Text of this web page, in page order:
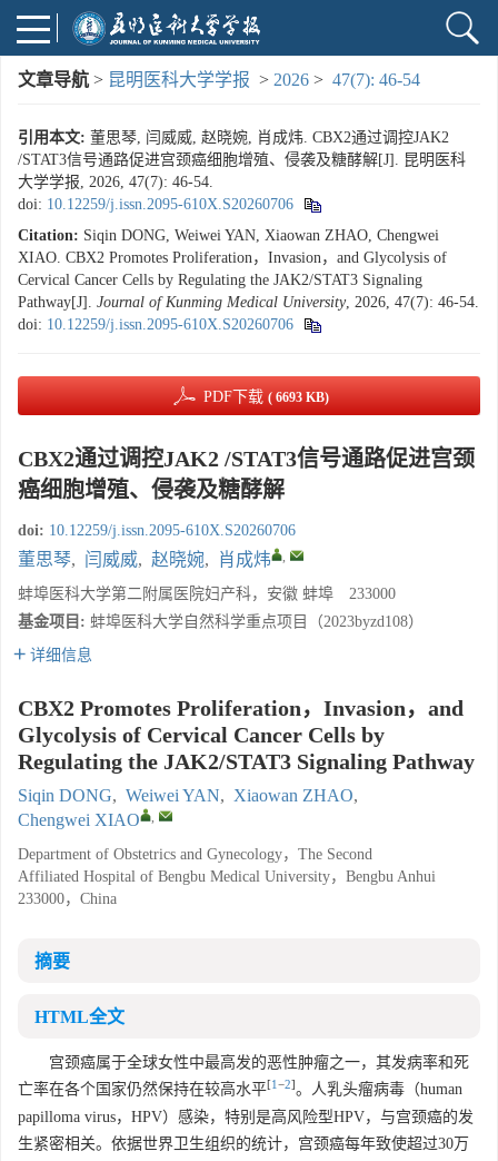
文章导航 > 昆明医科大学学报 > 2026 > 47(7): 46-54
引用本文: 董思琴, 闫威威, 赵晓婉, 肖成炜. CBX2通过调控JAK2
/STAT3信号通路促进宫颈癌细胞增殖、侵袭及糖酵解[J]. 昆明医科
大学学报, 2026, 47(7): 46-54.
doi: 10.12259/j.issn.2095-610X.S20260706
Citation: Siqin DONG, Weiwei YAN, Xiaowan ZHAO, Chengwei
XIAO. CBX2 Promotes Proliferation，Invasion，and Glycolysis of
Cervical Cancer Cells by Regulating the JAK2/STAT3 Signaling
Pathway[J]. Journal of Kunming Medical University, 2026, 47(7): 46-54.
doi: 10.12259/j.issn.2095-610X.S20260706
PDF下载 ( 6693 KB)
CBX2通过调控JAK2 /STAT3信号通路促进宫颈
癌细胞增殖、侵袭及糖酵解
doi: 10.12259/j.issn.2095-610X.S20260706
董思琴, 闫威威, 赵晓婉, 肖成炜 ,
蚌埠医科大学第二附属医院妇产科，安徽 蚌埠 233000
基金项目: 蚌埠医科大学自然科学重点项目（2023byzd108）
详细信息
CBX2 Promotes Proliferation，Invasion，and
Glycolysis of Cervical Cancer Cells by
Regulating the JAK2/STAT3 Signaling Pathway
Siqin DONG, Weiwei YAN, Xiaowan ZHAO,
Chengwei XIAO
,
Department of Obstetrics and Gynecology，The Second
Affiliated Hospital of Bengbu Medical University，Bengbu Anhui
233000，China
摘要
HTML全文
宫颈癌属于全球女性中最高发的恶性肿瘤之一，其发病率和死
亡率在各个国家仍然保持在较高水平[1 −2]。人乳头瘤病毒（human
papilloma virus，HPV）感染，特别是高风险型HPV，与宫颈癌的发
生紧密相关。依据世界卫生组织的统计，宫颈癌每年致使超过30万